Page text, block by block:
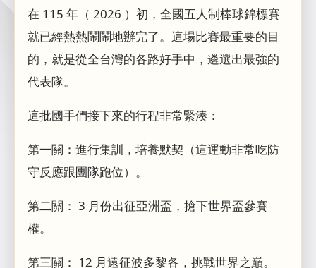
在 115 年（ 2026 ）初，全國五人制棒球錦標賽
就已經熱熱鬧鬧地辦完了。這場比賽最重要的目
的，就是從全台灣的各路好手中，遴選出最強的
代表隊。
這批國手們接下來的行程非常緊湊：
第一關：進行集訓，培養默契（這運動非常吃防
守反應跟團隊跑位）。
第二關： 3 月份出征亞洲盃，搶下世界盃參賽
權。
第三關： 12 月遠征波多黎各，挑戰世界之巔。